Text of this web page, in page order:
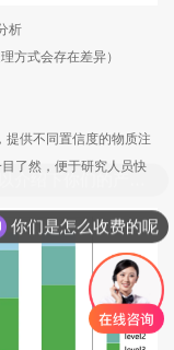
析
方式会存在差异）
提供不同置信度的物质注
了然，便于研究人员快
你们是怎么收费的呢